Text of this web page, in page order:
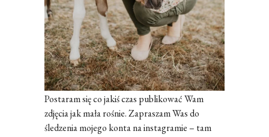
Postaram się co jakiś czas publikować Wam
zdjęcia jak mała rośnie. Zapraszam Was do
śledzenia mojego konta na instagramie – tam